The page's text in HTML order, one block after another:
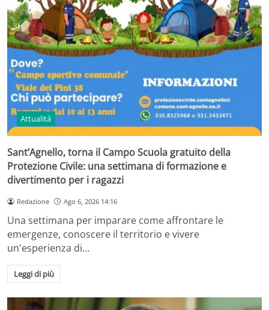
Attualità
Sant’Agnello, torna il Campo Scuola gratuito della
Protezione Civile: una settimana di formazione e
divertimento per i ragazzi
Redazione Ago 6, 2026 14:16
Una settimana per imparare come affrontare le
emergenze, conoscere il territorio e vivere
un'esperienza di…
Leggi di più